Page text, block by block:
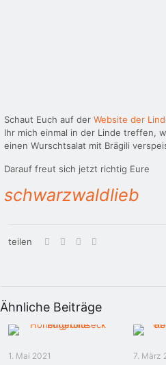
Schaut Euch auf der Website der Lind
Ihr mich einmal in der Linde treffen,
einen Wurschtsalat mit Brägili
Darauf freut sich jetzt richtig Eure
schwarzwaldlieb
teilen
Ähnliche Beiträge
1. Mai 2021 7. März